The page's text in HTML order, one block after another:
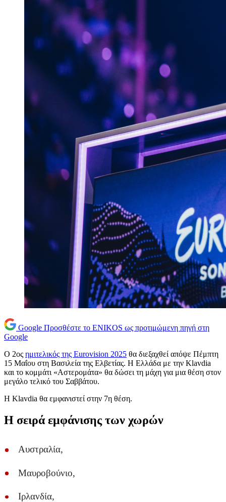
Google Προσθέστε το ENIKOS ως προτιμώμενη πηγή στη
Google
Ο 2ος ημιτελικός της Eurovision 2025 θα διεξαχθεί απόψε Πέμπτη
15 Μαΐου στη Βασιλεία της Ελβετίας. Η Ελλάδα με την Klavdia
και το κομμάτι «Αστερομάτα» θα δώσει τη μάχη για μια θέση στον
μεγάλο τελικό του Σαββάτου.
H Klavdia θα εμφανιστεί στην 7η θέση.
Η σειρά εμφάνισης των χωρών
Αυστραλία,
Μαυροβούνιο,
Ιρλανδία,